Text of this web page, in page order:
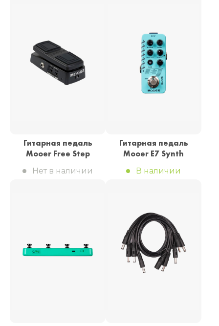
Гитарная педаль
Mooer Free Step
Нет в наличии
Гитарная педаль
Mooer E7 Synth
В наличии